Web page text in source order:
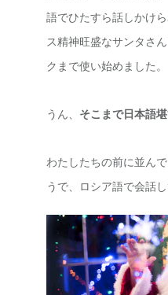
語でひたすら話しかけ
ス精神旺盛なサンタさ
クまで使い始めました。
うん、 そこまで日本語
わたしたちの前に並ん
うで、ロシア語で会話し